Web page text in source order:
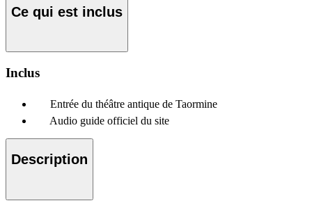
Ce qui est inclus
Inclus
Entrée du théâtre antique de Taormine
Audio guide officiel du site
Description